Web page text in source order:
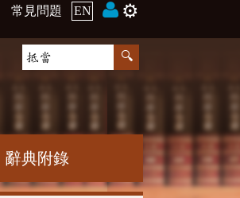
常見問題 EN ⚙️
辭典附錄